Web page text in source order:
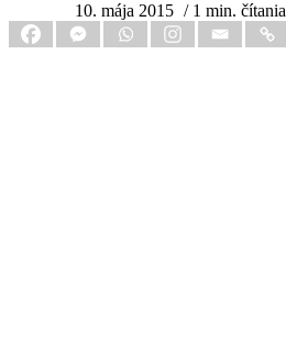
10. mája 2015 / 1 min. čítania